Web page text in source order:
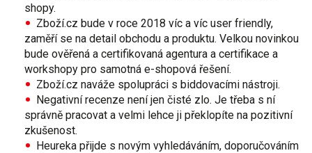
shopy.
Zboží.cz bude v roce 2018 víc a víc user friendly,
zaměří se na detail obchodu a produktu. Velkou novinkou
bude ověřená a certifikovaná agentura a certifikace a
workshopy pro samotná e-shopová řešení.
Zboží.cz naváže spolupráci s biddovacími nástroji.
Negativní recenze není jen čisté zlo. Je třeba s ní
správně pracovat a velmi lehce ji překlopíte na pozitivní
zkušenost.
Heureka přijde s novým vyhledáváním, doporučováním